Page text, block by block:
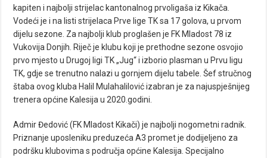
kapiten i najbolji strijelac kantonalnog prvoligaša iz Kikača.
Vodeći je i na listi strijelaca Prve lige TK sa 17 golova, u prvom
dijelu sezone. Za najbolji klub proglašen je FK Mladost 78 iz
Vukovija Donjih. Riječ je klubu koji je prethodne sezone osvojio
prvo mjesto u Drugoj ligi TK „Jug“ i izborio plasman u Prvu ligu
TK, gdje se trenutno nalazi u gornjem dijelu tabele. Šef stručnog
štaba ovog kluba Halil Mulahalilović izabran je za najuspješnijeg
trenera općine Kalesija u 2020.godini.
Admir Đedović (FK Mladost Kikači) je najbolji nogometni radnik.
Priznanje uposleniku preduzeća A3 promet je dodijeljeno za
podršku klubovima s područja općine Kalesija. Specijalno